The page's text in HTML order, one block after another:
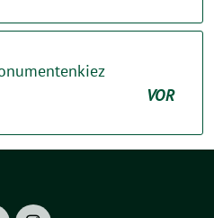
VOR